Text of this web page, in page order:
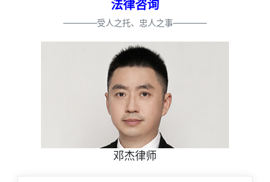
法律咨询
————受人之托、忠人之事————
邓杰律师